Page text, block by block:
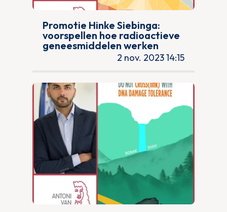
Promotie Hinke Siebinga:
voorspellen hoe radioactieve
geneesmiddelen werken
2 nov. 2023 14:15